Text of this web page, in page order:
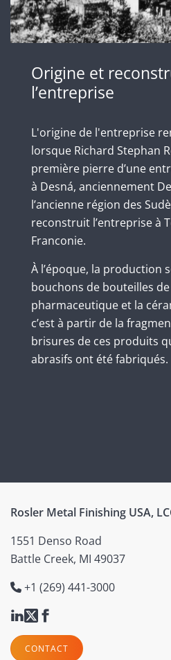
Origine et
l’entreprise
L'origine de l'entreprise
lorsque Richard Stephan
première pierre d’une
à Desná, anciennement
l’ancienne région des
reconstruit l’entreprise à
Franconie.
À l’époque, la production
bouchons de bouteilles
pharmaceutique et la
c’est à partir de la
brisures de ces produits
abrasifs ont été fabriqués.
Rosler Metal Finishing USA,
1551 Denso Road
Battle Creek, MI 49037
+1 (269) 441-3000
CONTACT